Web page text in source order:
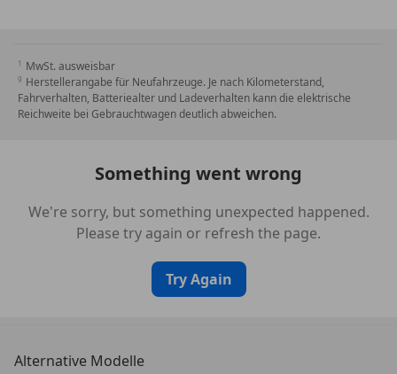
Luftdüsen hinten
Mild-Hybrid 187 kW (Motor 3,3 Ltr. - 187 kW Diesel)
Mittelarmlehne hinten mit Getränkehalter
Nebelscheinwerfer
Parkbremse elektrisch mit Auto-Hold-Funktion
Personalisierungssystem (Personal Profile)
Radioempfang digital (DAB+)
Reifen-Reparaturkit
Rücksitzlehne geteilt/klappbar
MwSt. ausweisbar
Herstellerangabe für Neufahrzeuge. Je nach Kilometerstand,
Fahrverhalten, Batteriealter und Ladeverhalten kann die elektrische
Reichweite bei Gebrauchtwagen deutlich abweichen.
Something went wrong
We're sorry, but something unexpected happened.
Please try again or refresh the page.
Try Again
Alternative Modelle